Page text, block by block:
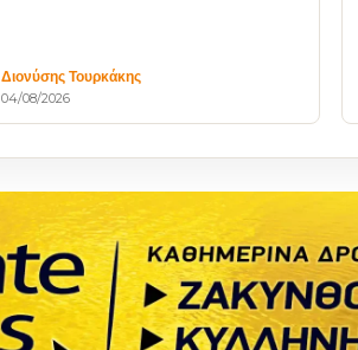
Διονύσης Τουρκάκης
04/08/2026